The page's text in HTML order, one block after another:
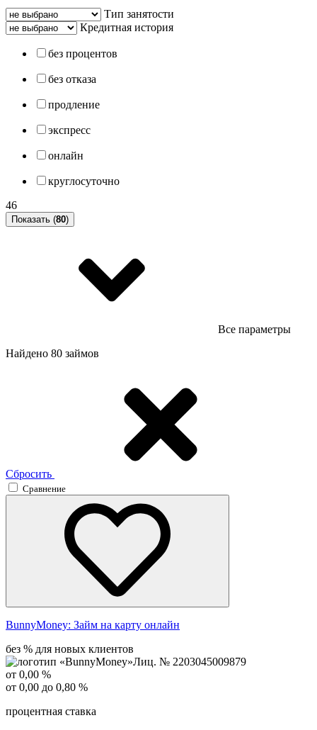
Тип занятости
Кредитная история
без процентов
без отказа
продление
экспресс
онлайн
круглосуточно
46
Показать (80)
Все параметры
Найдено 80 займов
Сбросить
Сравнение
BunnyMoney: Займ на карту онлайн
без % для новых клиентов
Лиц. № 2203045009879
от 0,00 %
от 0,00 до 0,80 %
процентная ставка